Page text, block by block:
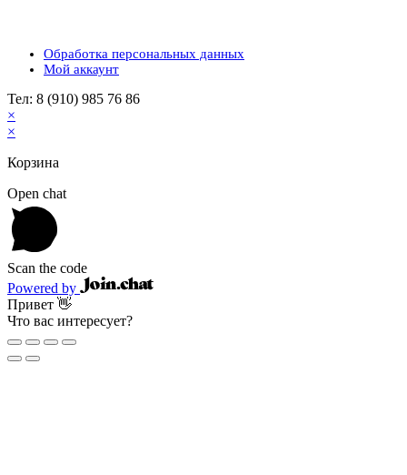
Обработка персональных данных
Мой аккаунт
Тел: 8 (910) 985 76 86
×
×
Корзина
Open chat
Scan the code
Powered by
Привет 👋
Что вас интересует?